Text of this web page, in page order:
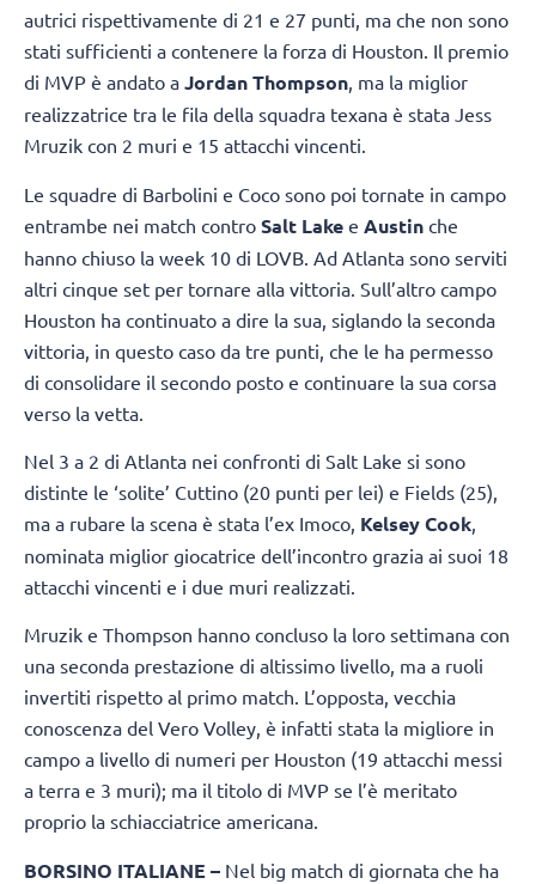
autrici rispettivamente di 21 e 27 punti, ma che non sono
stati sufficienti a contenere la forza di Houston. Il premio
di MVP è andato a Jordan Thompson, ma la miglior
realizzatrice tra le fila della squadra texana è stata Jess
Mruzik con 2 muri e 15 attacchi vincenti.
Le squadre di Barbolini e Coco sono poi tornate in campo
entrambe nei match contro Salt Lake e Austin che
hanno chiuso la week 10 di LOVB. Ad Atlanta sono serviti
altri cinque set per tornare alla vittoria. Sull’altro campo
Houston ha continuato a dire la sua, siglando la seconda
vittoria, in questo caso da tre punti, che le ha permesso
di consolidare il secondo posto e continuare la sua corsa
verso la vetta.
Nel 3 a 2 di Atlanta nei confronti di Salt Lake si sono
distinte le ‘solite’ Cuttino (20 punti per lei) e Fields (25),
ma a rubare la scena è stata l’ex Imoco, Kelsey Cook
nominata miglior giocatrice dell’incontro grazia ai suoi 18
attacchi vincenti e i due muri realizzati.
Mruzik e Thompson hanno concluso la loro settimana con
una seconda prestazione di altissimo livello, ma a ruoli
invertiti rispetto al primo match. L’opposta, vecchia
conoscenza del Vero Volley, è infatti stata la migliore in
campo a livello di numeri per Houston (19 attacchi messi
a terra e 3 muri); ma il titolo di MVP se l’è meritato
proprio la schiacciatrice americana.
BORSINO ITALIANE – Nel big match di giornata che ha